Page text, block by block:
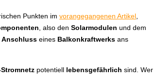
Punkten im vorangegangenen Artikel
, also den Solarmodulen und dem
Anschluss eines Balkonkraftwerks ans
potentiell lebensgefährlich sind. Wer